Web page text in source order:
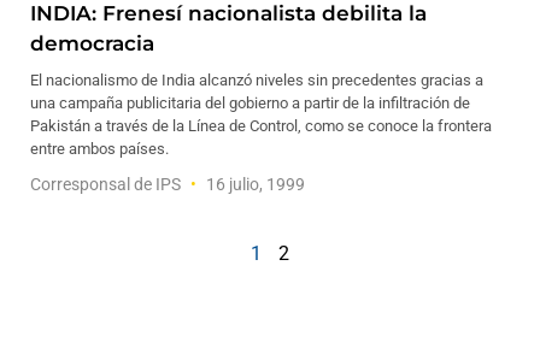
INDIA: Frenesí nacionalista debilita la
democracia
El nacionalismo de India alcanzó niveles sin precedentes gracias a
una campaña publicitaria del gobierno a partir de la infiltración de
Pakistán a través de la Línea de Control, como se conoce la frontera
entre ambos países.
Corresponsal de IPS 16 julio, 1999
1 2